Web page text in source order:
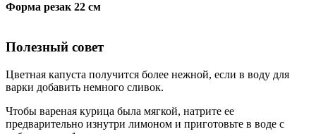
Форма резак 22 см
Полезный совет
Цветная капуста получится более нежной, если в воду для
варки добавить немного сливок.
Чтобы вареная курица была мягкой, натрите ее
предварительно изнутри лимоном и приготовьте в воде с